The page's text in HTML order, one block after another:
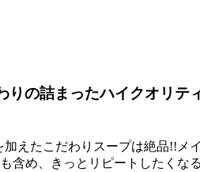
の詰まったハイクオリテ
えたこだわりスープは絶品!!
含め、きっとリピートしたく